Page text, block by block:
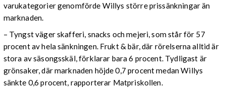
varukategorier genomförde Willys större prissänkningar än
marknaden.
– Tyngst väger skafferi, snacks och mejeri, som står för 57
procent av hela sänkningen. Frukt & bär, där rörelserna alltid är
stora av säsongsskäl, förklarar bara 6 procent. Tydligast är
grönsaker, där marknaden höjde 0,7 procent medan Willys
sänkte 0,6 procent, rapporterar Matpriskollen.